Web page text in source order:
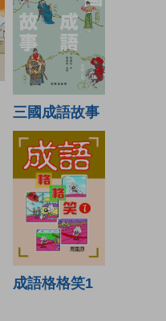
三國成語故事
成語格格笑1